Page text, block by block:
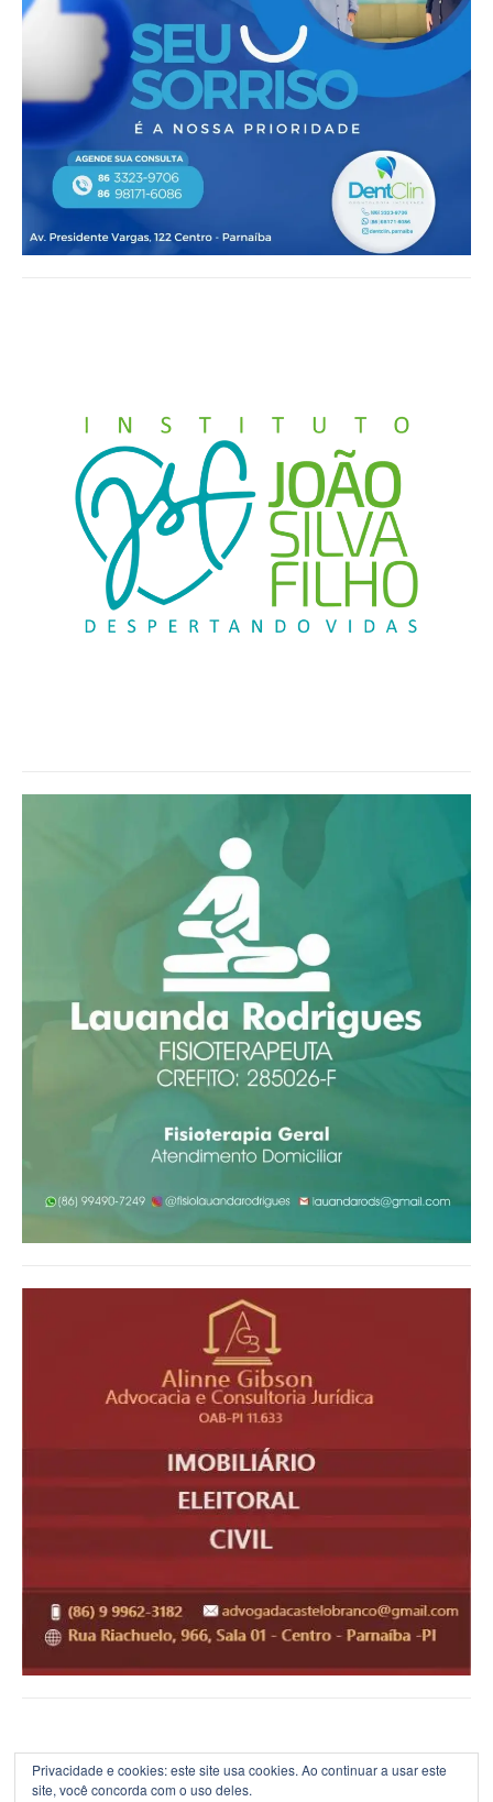
Privacidade e cookies: este site usa cookies. Ao continuar a usar este
site, você concorda com o uso deles.